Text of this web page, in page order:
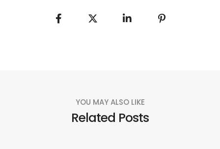
YOU MAY ALSO LIKE
Related Posts